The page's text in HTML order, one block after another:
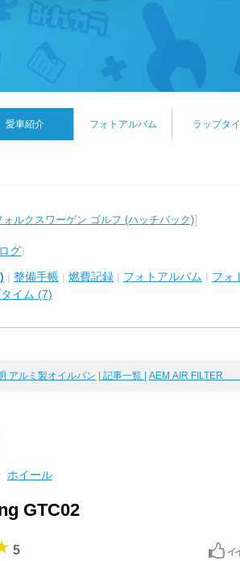
愛車紹介 フォトアルバム ラップタ
ォルクスワーゲン ゴルフ (ハッチバック)]
グ)
| 整備手帳 | 燃費記録 | フォトアルバム | フォ
イム (7)
アルミ製オイルパン | 記事一覧 | AEM AIR
ホイール
GTC02
5